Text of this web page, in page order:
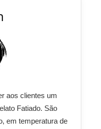
aos clientes um
Fatiado. São
em temperatura de